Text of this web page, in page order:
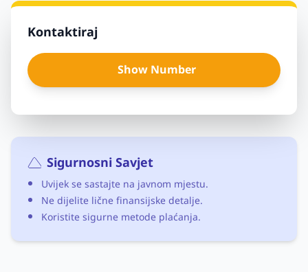
Kontaktiraj
Show Number
Sigurnosni Savjet
Uvijek se sastajte na javnom mjestu.
Ne dijelite lične finansijske detalje.
Koristite sigurne metode plaćanja.